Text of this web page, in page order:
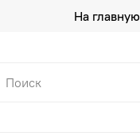
На главную